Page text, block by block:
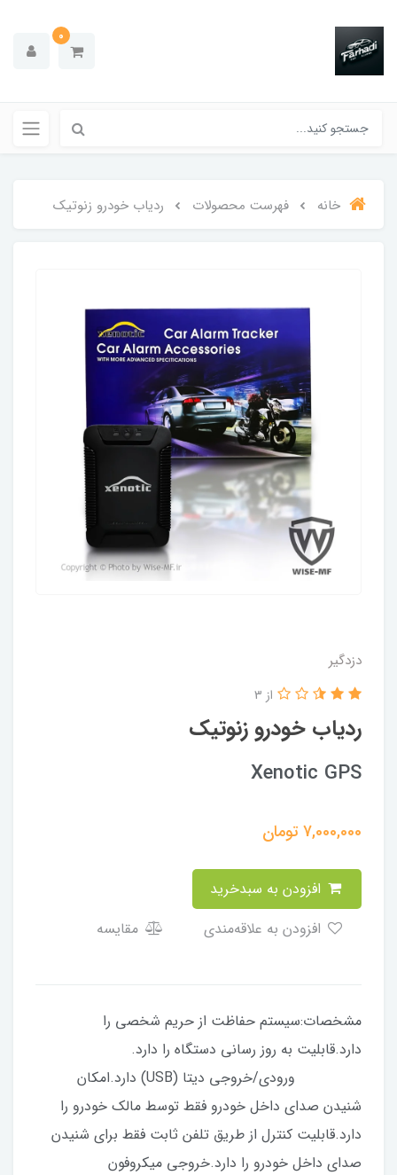
0
خانه فهرست محصولات ردیاب خودرو زنوتیک
دزدگیر
ردیاب خودرو زنوتیک
از 3
Xenotic GPS
7,000,000تومان
مقایسه
مشخصات:سیستم حفاظت از حریم شخصی را
دارد.قابلیت به روز رسانی دستگاه را دارد.
ورودی/خروجی دیتا (USB) دارد.امکان
شنیدن صدای داخل خودرو فقط توسط مالک خودرو را
دارد.قابلیت کنترل از طریق تلفن ثابت فقط برای شنیدن
صدای داخل خودرو را دارد.خروجی میکروفون